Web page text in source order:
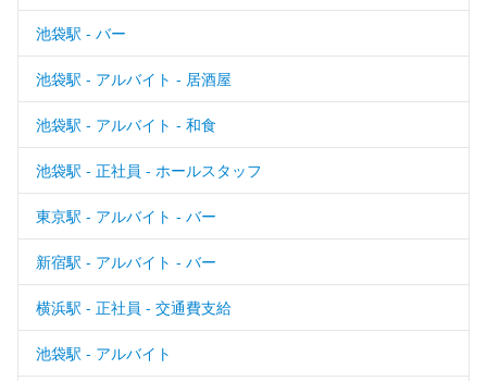
池袋駅 - バー
池袋駅 - アルバイト - 居酒屋
池袋駅 - アルバイト - 和食
池袋駅 - 正社員 - ホールスタッフ
東京駅 - アルバイト - バー
新宿駅 - アルバイト - バー
横浜駅 - 正社員 - 交通費支給
池袋駅 - アルバイト